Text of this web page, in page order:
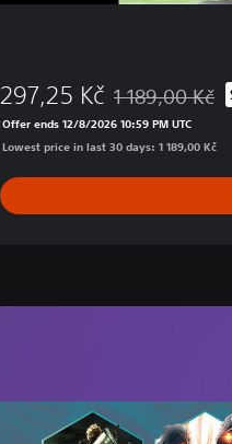
297,25 Kč Discounted
1 189,00 Kč
Offer ends 12/8/2026 10:59 PM UTC
Lowest price in last 30 days: 1 189,00 Kč